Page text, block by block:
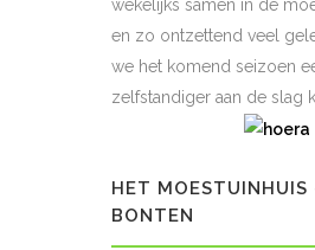
wekelijks samen in de
en zo ontzettend veel
we het komend seizoen
zelfstandiger aan de slag
HET MOESTUINHUIS
BONTEN